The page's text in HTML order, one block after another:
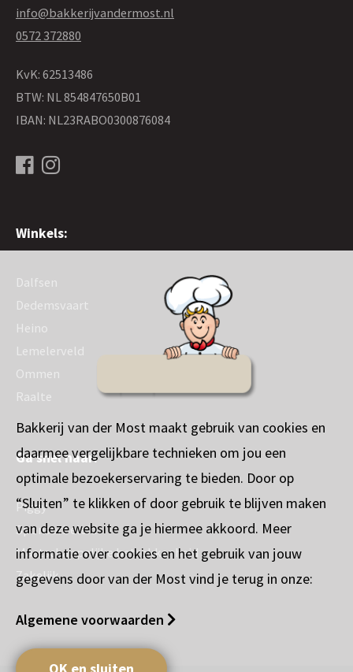
info@bakkerijvandermost.nl
0572 372880
KvK: 62513486
BTW: NL 854847650B01
IBAN: NL23RABO0300876084
Winkels:
Dalfsen
Dedemsvaart
Heino
Lemelerveld
Ommen
Raalte
Ga snel naar:
Piggy
Sponsorbeleid
Maatschappelijke betrokkenheid
Zakelijk
Bakkerij van der Most maakt gebruik van cookies en
daarmee vergelijkbare technieken om jou een
optimale bezoekerservaring te bieden. Door op
“Sluiten” te klikken of door gebruik te blijven maken
van deze website ga je hiermee akkoord. Meer
informatie over cookies en het gebruik van jouw
gegevens door van der Most vind je terug in onze:
Algemene voorwaarden